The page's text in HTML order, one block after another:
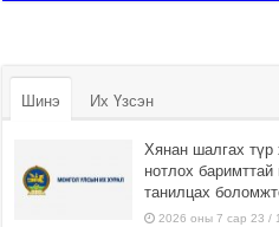
Шинэ Их Үзсэн
Хянан шалгах түр
нотлох баримттай
танилцах
2026 оны 7 сар 23 /